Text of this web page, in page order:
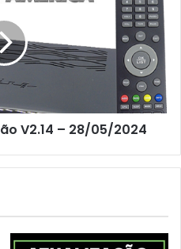
V2.14 – 28/05/2024